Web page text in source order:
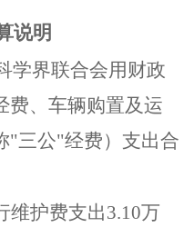
说明
学界联合会用财政
费、车辆购置及运
"三公"经费）支出合
维护费支出3.10万